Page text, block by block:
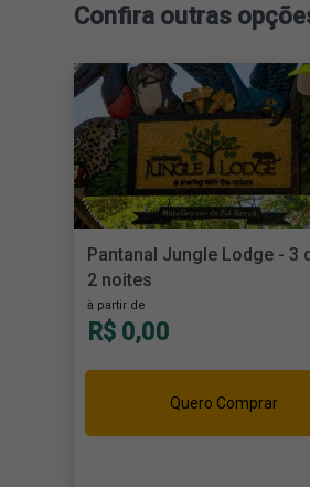
Confira outras
Pantanal Jungle Lodge - 3
2 noites
à partir de
R$ 0,00
Quero Comprar